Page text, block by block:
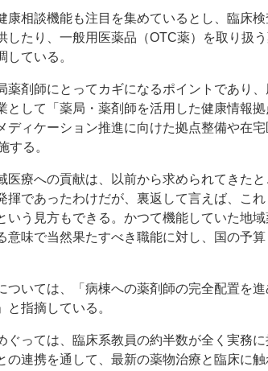
相談機能も注目を集めているとし、臨床
したり、一般用医薬品（OTC薬）を取り扱
している。
剤師にとってカギになるポイントであり
として「薬局・薬剤師を活用した健康情報
ディケーション推進に向けた拠点整備や在
する。
療への貢献は、以前から求められてきた
揮であったわけだが、裏返して言えば、こ
いう見方もできる。かつて機能していた地
意味で当然果たすべき職能に対し、国の予
いては、「病棟への薬剤師の完全配置を
と指摘している。
っては、臨床系教員の約半数が全く実務
の連携を通して、最新の薬物治療と臨床に